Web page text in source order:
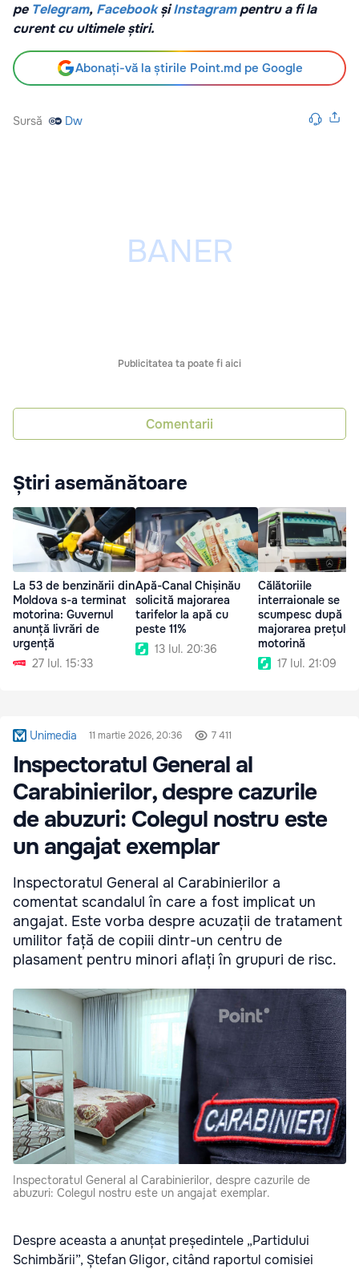
pe Telegram, Facebook șiInstagrampentru a fi la
curent cu ultimele știri.
Abonați-vă la știrile Point.md pe Google
Sursă Dw
Publicitatea ta poate fi aici
Comentarii
Știri asemănătoare
La 53 de benzinării din
Moldova s-a terminat
motorina: Guvernul
anunță livrări de
urgență
27 Iul. 15:33
Apă-Canal Chișinău
solicită majorarea
tarifelor la apă cu
peste 11%
13 Iul. 20:36
Călătoriile
interraionale se
scumpesc după
majorarea prețului
motorină
17 Iul. 21:09
Unimedia 11 martie 2026, 20:36 7 411
Inspectoratul General al
Carabinierilor, despre cazurile
de abuzuri: Colegul nostru este
un angajat exemplar
Inspectoratul General al Carabinierilor a
comentat scandalul în care a fost implicat un
angajat. Este vorba despre acuzații de tratament
umilitor față de copiii dintr-un centru de
plasament pentru minori aflați în grupuri de risc.
Inspectoratul General al Carabinierilor, despre cazurile de
abuzuri: Colegul nostru este un angajat exemplar.
Despre aceasta a anunțat președintele „Partidului
Schimbării”, Ștefan Gligor, citând raportul comisiei